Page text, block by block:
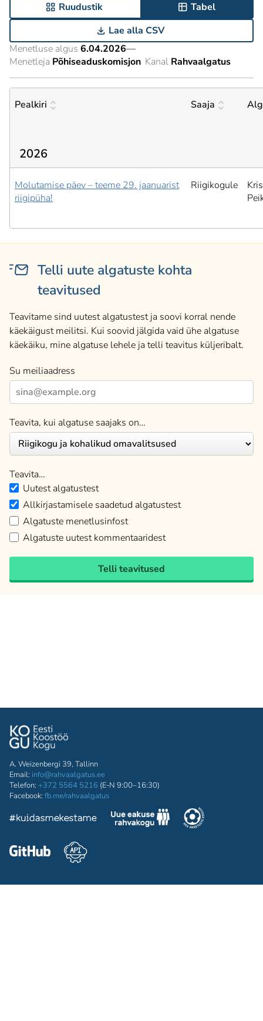
Ruudustik
Tabel
Lae alla CSV
Menetluse algus 6.04.2026—
Menetleja Põhiseaduskomisjon Kanal Rahvaalgatus
Pealkiri Saaja
2026
Molutamise päev – teeme 29. jaanuarist
riigipüha!
Riigikogule
Telli uute algatuste kohta
teavitused
Teavitame sind uutest algatustest ja soovi korral nende
käekäigust meilitsi. Kui soovid jälgida vaid ühe algatuse
käekäiku, mine algatuse lehele ja telli teavitus küljeribalt.
Su meiliaadress
Teavita, kui algatuse saajaks on…
Teavita…
Uutest algatustest
Allkirjastamisele saadetud algatustest
Algatuste menetlusinfost
Algatuste uutest kommentaaridest
Telli teavitused
A. Weizenbergi 39, Tallinn
Email: info@rahvaalgatus.ee
Telefon: +372 5564 5216 (E-N 9:00–16:30)
Facebook: fb.me/rahvaalgatus